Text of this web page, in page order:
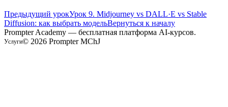
Предыдущий урокУрок 9. Midjourney vs DALL·E vs Stable
Diffusion: как выбрать модельВернуться к началу
Prompter Academy — бесплатная платформа AI-курсов.
Услуги© 2026 Prompter MChJ